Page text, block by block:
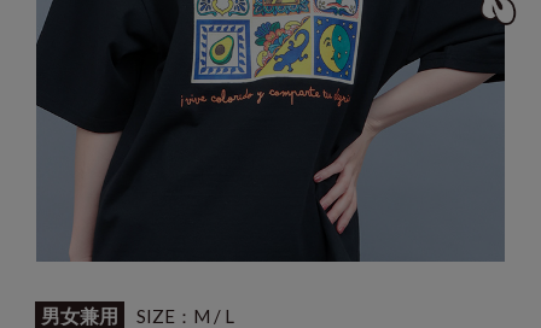
男女兼用 SIZE：M / L